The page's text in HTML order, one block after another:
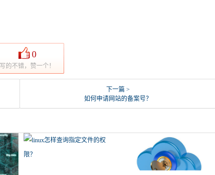
0
写的不错，赞一个！
下一篇 >
如何申请网站的备案号？